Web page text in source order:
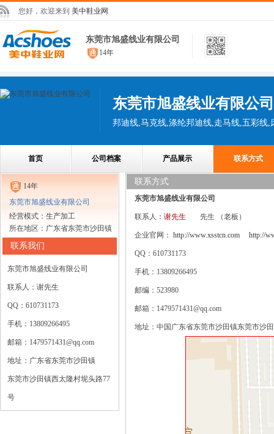
您好，欢迎来到 美中鞋业网
东莞市旭盛线业有限公司
14年
东莞市旭盛线业有限公司
邦迪线,马克线,涤纶邦迪线,走马线,五彩线
首页 公司档案 产品展示 联系方式
14年
东莞市旭盛线业有限公司
经营模式：生产加工
所在地区：广东省东莞市沙田镇
联系我们
东莞市旭盛线业有限公司
联系人：谢先生
QQ：610731173
手机：13809266495
邮箱：1479571431@qq.com
地址：广东省东莞市沙田镇
东莞市沙田镇西太隆村坭头路77
号
联系方式
东莞市旭盛线业有限公司
联系人： 谢先生 先生 （老板）
企业官网： http://www.xsstcn.com http://
QQ：610731173
手机：13809266495
邮编：523980
邮箱：1479571431@qq.com
地址：中国广东省东莞市沙田镇东莞市沙